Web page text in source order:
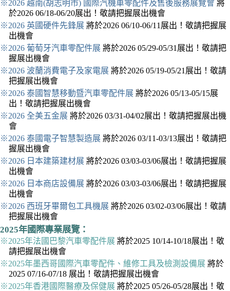
※2026 越南(胡志明市) 國際汽機車零配件及售後服務展覽會 將
於2026 06/18-06/20展出！敬請把握展出機會
※2026 英國硬件先鋒展 將於2026 06/10-06/11展出！敬請把握展
出機會
※2026 葡萄牙汽車零配件展 將於2026 05/29-05/31展出！敬請把
握展出機會
※2026 波蘭消費電子及家電展 將於2026 05/19-05/21展出！敬請
把握展出機會
※2026 泰國智慧移動暨汽車零配件展 將於2026 05/13-05/15展
出！敬請把握展出機會
※2026 全美五金展 將於2026 03/31-04/02展出！敬請把握展出機
會
※2026 泰國電子智慧製造展 將於2026 03/11-03/13展出！敬請把
握展出機會
※2026 日本建築建材展 將於2026 03/03-03/06展出！敬請把握展
出機會
※2026 日本商店設備展 將於2026 03/03-03/06展出！敬請把握展
出機會
※2026 西班牙畢爾包工具機展 將於2026 03/02-03/06展出！敬請
把握展出機會
2025年國際專業展覽：
※2025年法國巴黎汽車零配件展 將於2025 10/14-10/18展出！敬
請把握展出機會
※2025年墨西哥國際汽車零配件、維修工具及檢測設備展 將於
2025 07/16-07/18 展出！敬請把握展出機會
※2025年香港國際醫療及保健展 將於2025 05/26-05/28展出！敬